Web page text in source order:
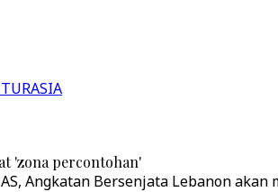
ASIA
'zona percontohan'
Angkatan Bersenjata Lebanon